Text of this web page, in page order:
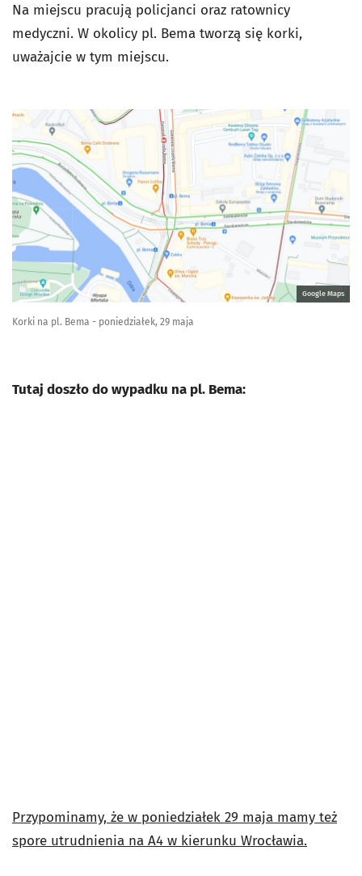
Na miejscu pracują policjanci oraz ratownicy
medyczni. W okolicy pl. Bema tworzą się korki,
uważajcie w tym miejscu.
Google Maps
Korki na pl. Bema - poniedziałek, 29 maja
Tutaj doszło do wypadku na pl. Bema:
Przypominamy, że w poniedziałek 29 maja mamy też
spore utrudnienia na A4 w kierunku Wrocławia.